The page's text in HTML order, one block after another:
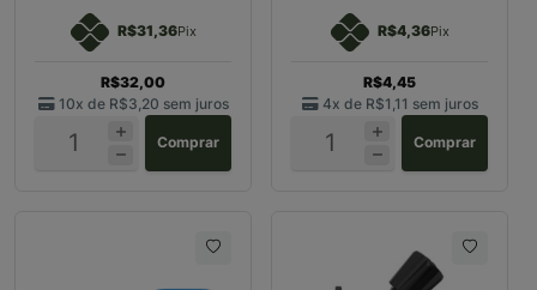
R$31,36Pix
R$32,00
10x de R$3,20 sem juros
Comprar
R$4,36Pix
R$4,45
4x de R$1,11 sem juros
Comprar